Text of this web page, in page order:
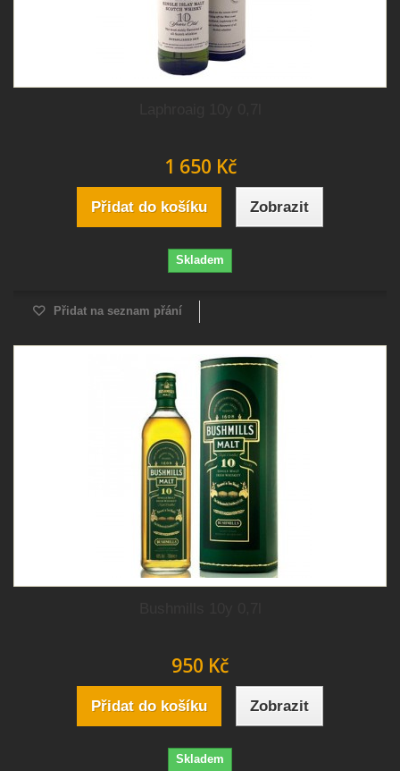
1 650 Kč
Přidat do košíku Zobrazit
Skladem
Přidat na seznam přání
950 Kč
Přidat do košíku Zobrazit
Skladem